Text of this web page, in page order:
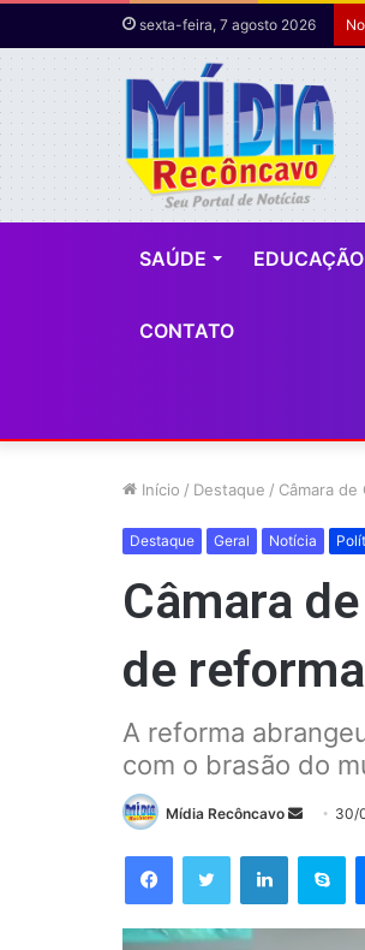
sexta-feira, 7 agosto 2026
SAÚDE EDUCAÇÃO
CONTATO
Início / Destaque / Câmara
Destaque Geral Notícia
Câmara
de
A reforma
com o brasão do
Mídia Recôncavo
Mande
e-
30/
FacebookTwitter Linkedin